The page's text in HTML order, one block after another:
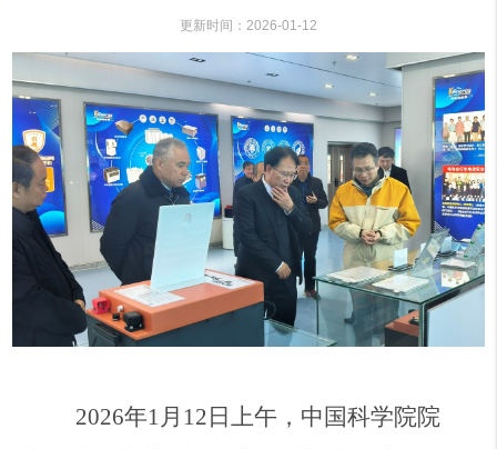
更新时间：2026-01-12
2026年1月12日上午，中国科学院院